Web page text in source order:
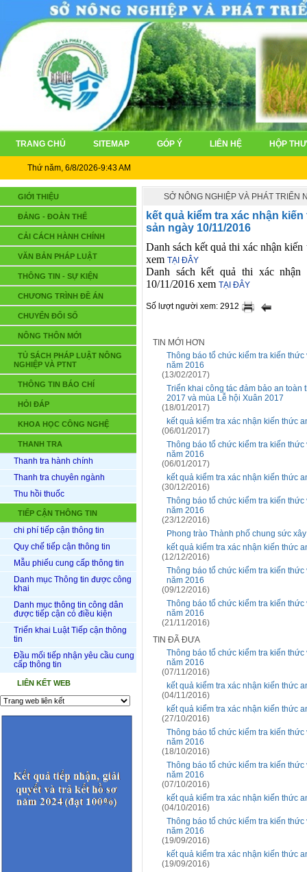
TRANG CHỦ SITEMAP GÓP Ý LIÊN HỆ HỘP
Thứ năm, 6/8/2026-9:43 AM
GIỚI THIỆU
ĐẢNG - ĐOÀN THỂ
CẢI CÁCH HÀNH CHÍNH
VĂN BẢN PHÁP LUẬT
THÔNG TIN - SỰ KIỆN
CHƯƠNG TRÌNH ĐỀ ÁN
CHUYỂN ĐỔI SỐ
NÔNG THÔN MỚI
TỦ SÁCH PHÁP LUẬT NÔNG
NGHIỆP VÀ PTNT
THÔNG TIN BÁO CHÍ
HỎI ĐÁP
KHOA HỌC CÔNG NGHỆ
THANH TRA
Thanh tra hành chính
Thanh tra chuyên ngành
Thu hồi thuốc
TIẾP CẬN THÔNG TIN
chi phí tiếp cận thông tin
Quy chế tiếp cận thông tin
Mẫu phiếu cung cấp thông tin
Danh mục Thông tin được công
khai
Danh mục thông tin công dân
được tiếp cận có điều kiện
Triển khai Luật Tiếp cận thông
tin
Đầu mối tiếp nhận yêu cầu cung
cấp thông tin
LIÊN KẾT WEB
SỞ NÔNG NGHIỆP VÀ PHÁT TRIỂN
kết quả kiểm tra xác nhận
sản ngày 10/11/2016
Danh sách kết quả thi xác nhận
xem TẠI ĐÂY
Danh sách kết quả thi xác
10/11/2016 xem TẠI ĐÂY
Số lượt người xem: 2912
TIN MỚI HƠN
Thông báo tổ chức kiểm tra kiến
năm 2016
(13/02/2017)
Triển khai công tác đảm bảo an
2017 và mùa Lễ hội Xuân 2017
(18/01/2017)
kết quả kiểm tra xác nhận kiến thức
(06/01/2017)
Thông báo tổ chức kiểm tra kiến
năm 2016
(06/01/2017)
kết quả kiểm tra xác nhận kiến thức
(30/12/2016)
Thông báo tổ chức kiểm tra kiến
năm 2016
(23/12/2016)
Phong trào Thành phố chung sức
kết quả kiểm tra xác nhận kiến thức
(12/12/2016)
Thông báo tổ chức kiểm tra kiến
năm 2016
(09/12/2016)
Thông báo tổ chức kiểm tra kiến
năm 2016
(21/11/2016)
TIN ĐÃ ĐƯA
Thông báo tổ chức kiểm tra kiến
năm 2016
(07/11/2016)
kết quả kiểm tra xác nhận kiến thức
(04/11/2016)
kết quả kiểm tra xác nhận kiến thức
(27/10/2016)
Thông báo tổ chức kiểm tra kiến
năm 2016
(18/10/2016)
Thông báo tổ chức kiểm tra kiến
năm 2016
(07/10/2016)
kết quả kiểm tra xác nhận kiến thức
(04/10/2016)
Thông báo tổ chức kiểm tra kiến
năm 2016
(19/09/2016)
kết quả kiểm tra xác nhận kiến thức
(19/09/2016)